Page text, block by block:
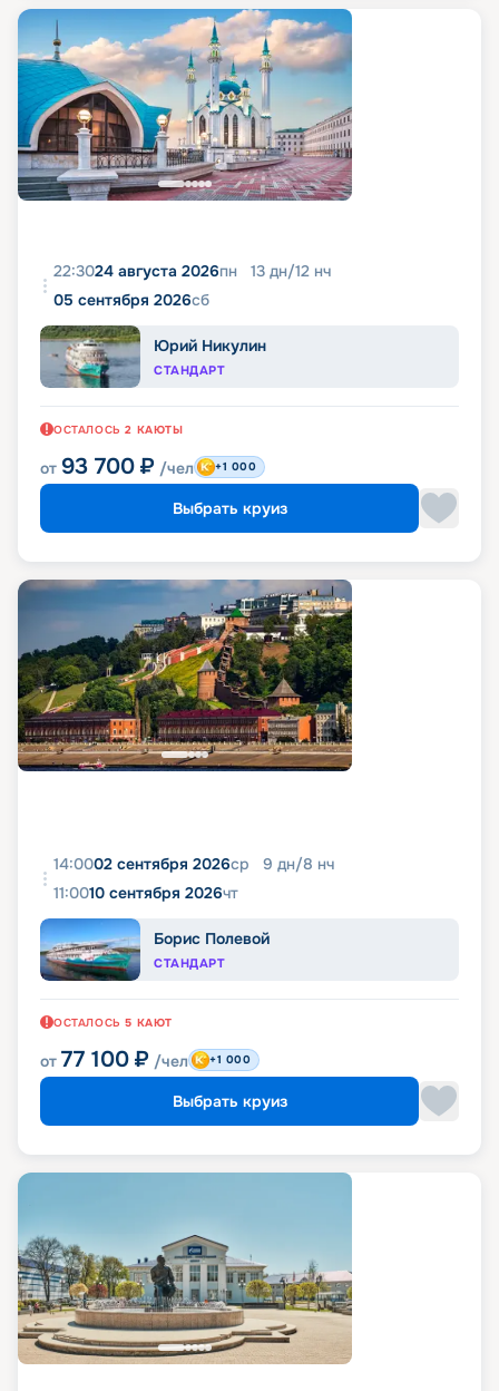
22:3024 августа 2026пн 13 дн/12 нч
05 сентября 2026сб
Юрий Никулин
СТАНДАРТ
ОСТАЛОСЬ 2 КАЮТЫ
от 93 700 ₽ /чел +1 000
Выбрать круиз
14:0002 сентября 2026ср 9 дн/8 нч
11:0010 сентября 2026чт
Борис Полевой
СТАНДАРТ
ОСТАЛОСЬ 5 КАЮТ
от 77 100 ₽ /чел +1 000
Выбрать круиз